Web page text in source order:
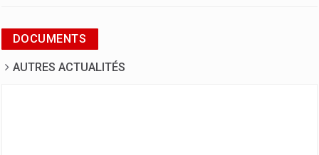
DOCUMENTS
AUTRES ACTUALITÉS